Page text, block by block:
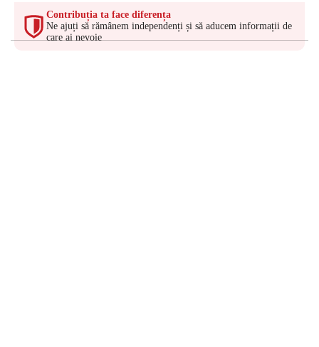
Contribuția ta face diferența
Ne ajuți să rămânem independenți și să aducem informații de
care ai nevoie